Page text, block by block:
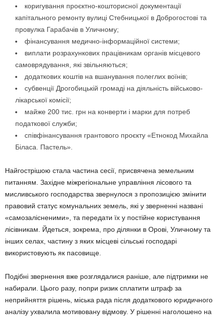
коригування проєктно-кошторисної документації
капітального ремонту вулиці Стебницької в Доброгостові та
провулка Гарабачів в Уличному;
фінансування медично-інформаційної системи;
виплати розрахункових працівникам органів місцевого
самоврядування, які звільняються;
додаткових коштів на вшанування полеглих воїнів;
субвенції Дрогобицькій громаді на діяльність військово-
лікарської комісії;
майже 200 тис. грн на конверти і марки для потреб
податкової служби;
співфінансування грантового проєкту «Етнокод Михайла
Біласа. Пастель».
Найгострішою стала частина сесії, присвячена земельним
питанням. Західне міжрегіональне управління лісового та
мисливського господарства звернулося з пропозицією змінити
правовий статус комунальних земель, які у зверненні названі
«самозалісненими», та передати їх у постійне користування
лісівникам. Йдеться, зокрема, про ділянки в Орові, Уличному та
інших селах, частину з яких місцеві сільські господарі
використовують як пасовище.
Подібні звернення вже розглядалися раніше, але підтримки не
набирали. Цього разу, попри ризик сплатити штраф за
неприйняття рішень, міська рада після додаткового юридичного
аналізу ухвалила мотивовану відмову. У рішенні наголошено на